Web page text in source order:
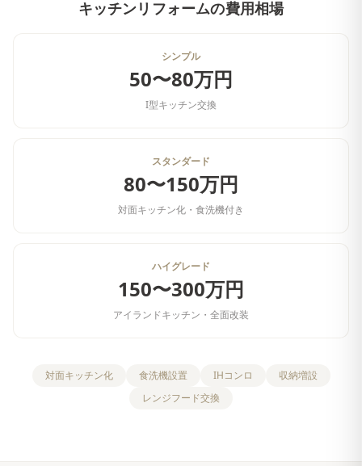
キッチンリフォームの費用相場
シンプル
50〜80万円
I型キッチン交換
スタンダード
80〜150万円
対面キッチン化・食洗機付き
ハイグレード
150〜300万円
アイランドキッチン・全面改装
対面キッチン化 食洗機設置 IHコンロ
収納増設
レンジフード交換